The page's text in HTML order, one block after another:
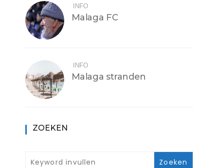
INFO
Malaga FC
INFO
Malaga stranden
ZOEKEN